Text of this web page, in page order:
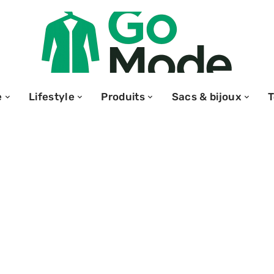
Lifestyle Produits Sacs & bijoux